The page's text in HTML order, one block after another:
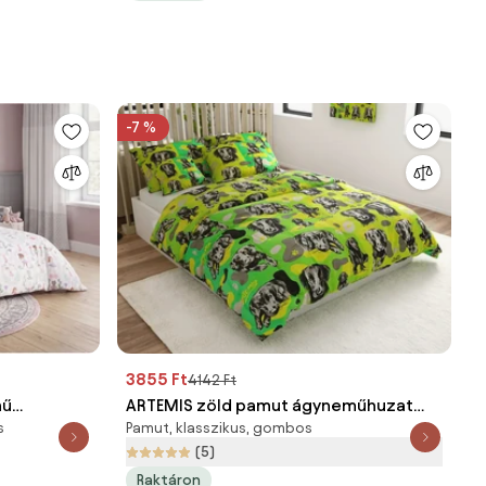
cm |
-7 %
3855 Ft4142 Ft
ARTEMIS zöld pamut ágyneműhuzat
Ágyneműhuzat mérete: 70 x 90 cm |
140 x 200 cm
Pamut, klasszikus, gombos
(5)
Raktáron